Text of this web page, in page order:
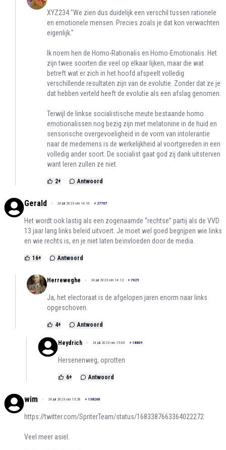
XYZ234 "We zien dus duidelijk een verschil tussen rationele
en emotionele mensen. Precies zoals je dat kon verwachten
eigenlijk."
Ik noem hen de Homo-Rationalis en Homo-Emotionalis. Het
zijn twee soorten die veel op elkaar lijken, maar die wat
betreft wat er zich in het hoofd afspeelt volledig
verschillende resultaten zijn van de evolutie. Zonder dat ze je
dat hebben verteld heeft de evolutie als een afslag genomen.
Terwijl de linkse socialistische meute bestaande homo
emotionalissen nog bezig zijn met melatonine in de huid en
sensorische overgevoeligheid in de vorm van intolerantie
naar de medemens is de werkelijkheid al voortgereden in een
volledig ander soort. De socialist gaat god zij dank uitsterven
want leren zullen ze niet.
2+ Antwoord
Gerald 24 juli 2023 om 14:10 + 27707
Het wordt ook lastig als een zogenaamde “rechtse” partij als de VVD
13 jaar lang links beleid uitvoert. Je moet wel goed begrijpen wie links
en wie rechts is, en je niet laten beïnvloeden door de media.
16+ Antwoord
Herreweghe 24 juli 2023 om 14:12 + 7029
Ja, het electoraat is de afgelopen jaren enorm naar links
opgeschoven.
4+ Antwoord
Heydrich 24 juli 2023 om 15:00 + 18809
Hersenenweg, oprotten
6+ Antwoord
wim 24 juli 2023 om 13:28 + 138266
https://twitter.com/SpriterTeam/status/1683387663364022272
Veel meer asiel.